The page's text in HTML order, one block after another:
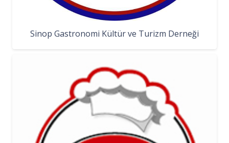
Sinop Gastronomi Kültür ve Turizm Derneği